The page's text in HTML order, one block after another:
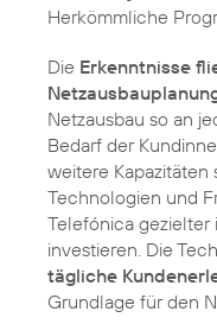
Herkömmliche
Die Erkenntnisse
Netzausbau so an
Bedarf der
weitere Kapazitäten
Technologien und
Telefónica gezielter
investieren. Die
tägliche
Grundlage für den